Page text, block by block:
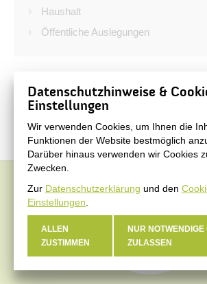
Bürgerinformation
Stadtverwaltung
Haushalt
Öffentliche Auslegungen
Teilen auf
Datenschutzhinweise &
Einstellungen
Wir verwenden Cookies, um Ihnen die
Funktionen der Website bestmöglich
Darüber hinaus verwenden wir Cookies
Zwecken.
Zur Datenschutzerklärung und den
Einstellungen
ALLEN
ZUSTIMMEN
NUR NOTWENDIGE
ZULASSEN